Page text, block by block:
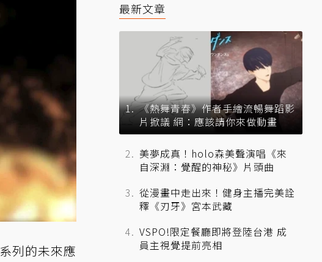
列的未來應
最新文章
《熱舞青春》作者手繪流暢舞蹈影
片掀議 網：應該請你來做動畫
美夢成真！holo森美聲演唱《來
自深淵：覺醒的神秘》片頭曲
從漫畫中走出來！健身主播完美詮
釋《刃牙》宮本武藏
VSPO!限定餐廳即將登陸台港 成
員主視覺提前亮相